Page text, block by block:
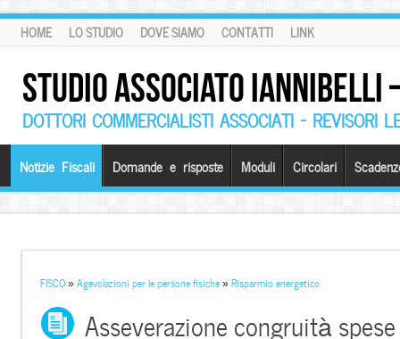
HOME LO STUDIO DOVE SIAMO CONTATTI LINK
STUDIO ASSOCIATO
DOTTORI COMMERCIALISTI ASSOCIATI – REVISORI
Notizie Fiscali Domande e risposte Moduli Circolari
FISCO»Agevolazioni per le persone fisiche»Risparmio energetico
Asseverazione congruità